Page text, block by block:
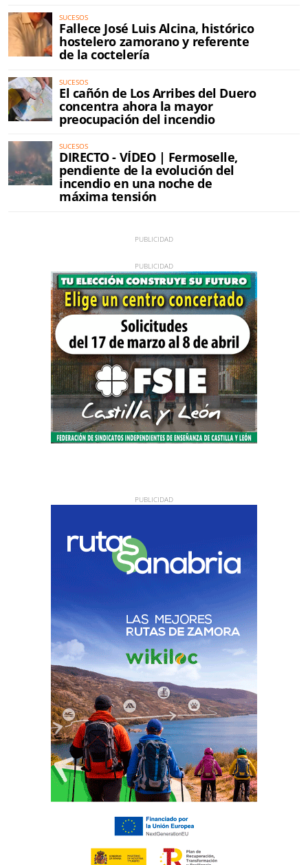
SUCESOS
Fallece José Luis Alcina, histórico
hostelero zamorano y referente
de la coctelería
SUCESOS
El cañón de Los Arribes del Duero
concentra ahora la mayor
preocupación del incendio
SUCESOS
DIRECTO - VÍDEO | Fermoselle,
pendiente de la evolución del
incendio en una noche de
máxima tensión